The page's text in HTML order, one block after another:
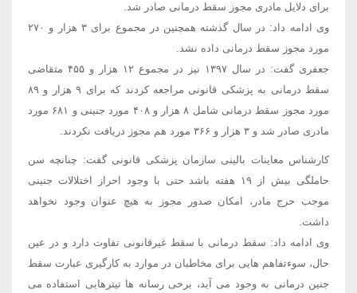
برای دلایل مادری مجوز سقط درمانی صادر شد.
وی ادامه داد: در سال گذشته همچنین در مجموع برای ۳ هزار و ۲۷۰
مورد مجوز سقط درمانی داده نشد.
جعفری گفت: در سال ۱۳۹۷ نیز در مجموع ۱۲ هزار و ۴۵۵ متقاضی
سقط درمانی به پزشکی قانونی مراجعه کردند که برای ۹ هزار و ۸۹
مورد مجوز سقط درمانی شامل ۸ هزار و ۴۰۸ مورد جنینی و ۶۸۱ مورد
مادری صادر شد و ۳ هزار و ۳۶۶ مورد هم مجوز دریافت نکردند.
کارشناس معاینات بالینی سازمان پزشکی قانونی گفت: چنانچه سن
حاملگی بیش از ۱۹ هفته باشد حتی با وجود احراز اختلالات جنینی
موجب حرج مادر، امکان صدور مجوز به هیچ عنوان وجود نخواهد
داشت.
وی ادامه داد: سقط درمانی با سقط غیرقانونی تفاوت دارد و در عین
حال، سوءتفاهم هایی برای مخاطبان در موارد به کارگیری عبارت سقط
جنین درمانی به وجود می آید، برخی رسانه ها تیترهایی استفاده می